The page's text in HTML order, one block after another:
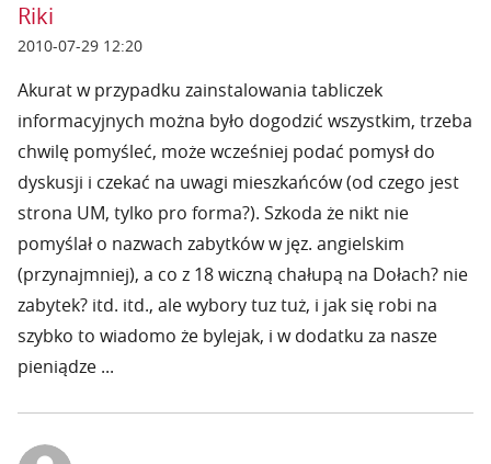
Riki
2010-07-29 12:20
Akurat w przypadku zainstalowania tabliczek
informacyjnych można było dogodzić wszystkim, trzeba
chwilę pomyśleć, może wcześniej podać pomysł do
dyskusji i czekać na uwagi mieszkańców (od czego jest
strona UM, tylko pro forma?). Szkoda że nikt nie
pomyślał o nazwach zabytków w jęz. angielskim
(przynajmniej), a co z 18 wiczną chałupą na Dołach? nie
zabytek? itd. itd., ale wybory tuz tuż, i jak się robi na
szybko to wiadomo że bylejak, i w dodatku za nasze
pieniądze ...